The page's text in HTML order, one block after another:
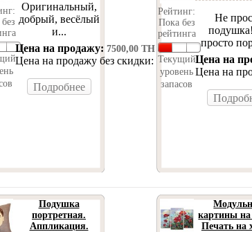
Оригинальный,
добрый, весёлый
и...
Цена на продажу: 7500,00 ТН
Цена на продажу без скидки: 7500,00 ТН
Подробнее
Рейтинг:
Пока без
рейтинга
Текущий
уровень
запасов
Не
просто
Цена на
Цена на
Подушка
портретная.
Аппликация.
картины на
Печать на